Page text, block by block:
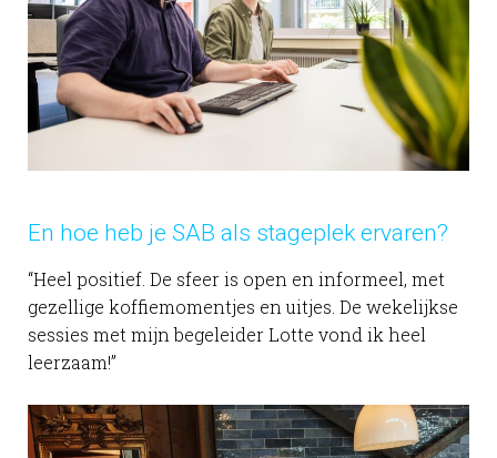
En hoe heb je SAB als stageplek ervaren?
“Heel positief. De sfeer is open en informeel, met
gezellige koffiemomentjes en uitjes. De wekelijkse
sessies met mijn begeleider Lotte vond ik heel
leerzaam!”